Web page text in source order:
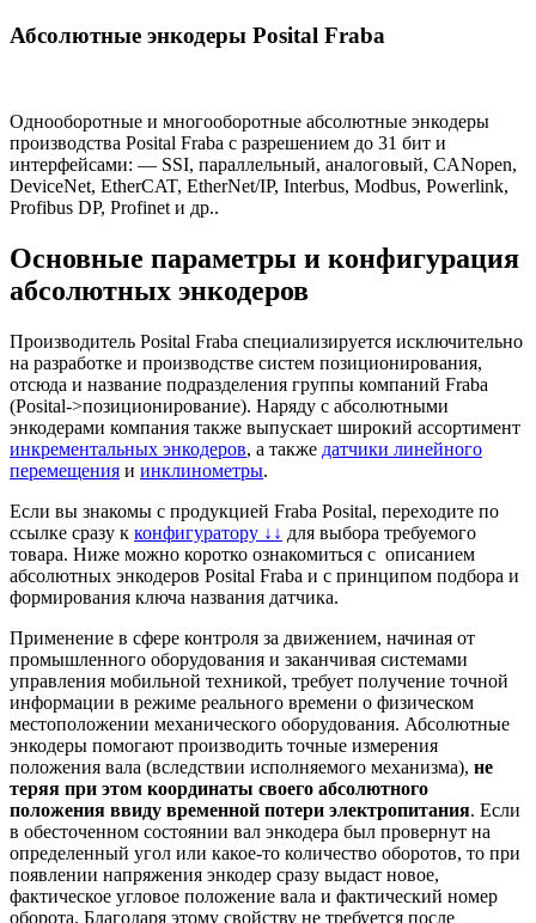
Абсолютные энкодеры Posital Fraba
Однооборотные и многооборотные абсолютные энкодеры
производства Posital Fraba с разрешением до 31 бит и
интерфейсами: — SSI, параллельный, аналоговый, CANopen,
DeviceNet, EtherCAT, EtherNet/IP, Interbus, Modbus, Powerlink,
Profibus DP, Profinet и др..
Основные параметры и конфигурация
абсолютных энкодеров
Производитель Posital Fraba специализируется исключительно
на разработке и производстве систем позиционирования,
отсюда и название подразделения группы компаний Fraba
(Posital->позиционирование). Наряду с абсолютными
энкодерами компания также выпускает широкий ассортимент
инкрементальных энкодеров, а также датчики линейного
перемещения и инклинометры.
Если вы знакомы с продукцией Fraba Posital, переходите по
ссылке сразу к конфигуратору ↓↓ для выбора требуемого
товара. Ниже можно коротко ознакомиться с описанием
абсолютных энкодеров Posital Fraba и с принципом подбора и
формирования ключа названия датчика.
Применение в сфере контроля за движением, начиная от
промышленного оборудования и заканчивая системами
управления мобильной техникой, требует получение точной
информации в режиме реального времени о физическом
местоположении механического оборудования. Абсолютные
энкодеры помогают производить точные измерения
положения вала (вследствии исполняемого механизма), не
теряя при этом координаты своего абсолютного
положения ввиду временной потери электропитания. Если
в обесточенном состоянии вал энкодера был провернут на
определенный угол или какое-то количество оборотов, то при
появлении напряжения энкодер сразу выдаст новое,
фактическое угловое положение вала и фактический номер
оборота. Благодаря этому свойству не требуется после